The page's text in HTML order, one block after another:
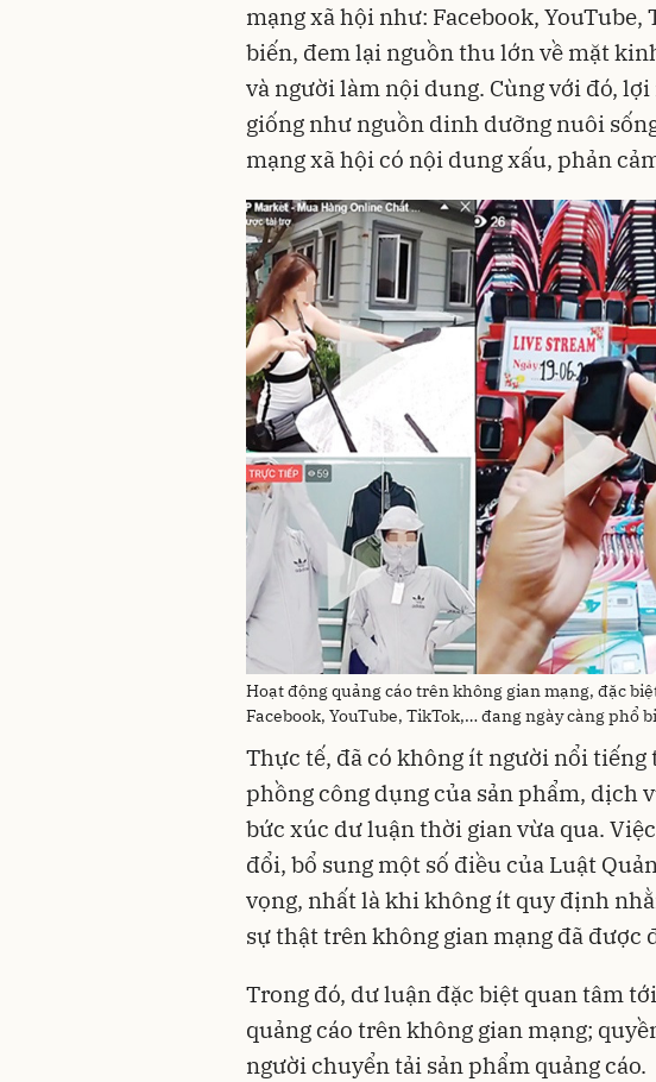
mạng xã hội như: Facebook,
biến, đem lại nguồn thu lớn về mặt
và người làm nội dung. Cùng với đó,
giống như nguồn dinh dưỡng nuôi
mạng xã hội có nội dung xấu, phản
Hoạt động quảng cáo trên không gian mạng, đặc
Facebook, YouTube, TikTok,… đang ngày càng phổ
Thực tế, đã có không ít người nổi tiếng
phồng công dụng của sản phẩm, dịch
bức xúc dư luận thời gian vừa qua.
đổi, bổ sung một số điều của Luật
vọng, nhất là khi không ít quy định
sự thật trên không gian mạng đã được
Trong đó, dư luận đặc biệt quan tâm
quảng cáo trên không gian mạng;
người chuyển tải sản phẩm quảng cáo.